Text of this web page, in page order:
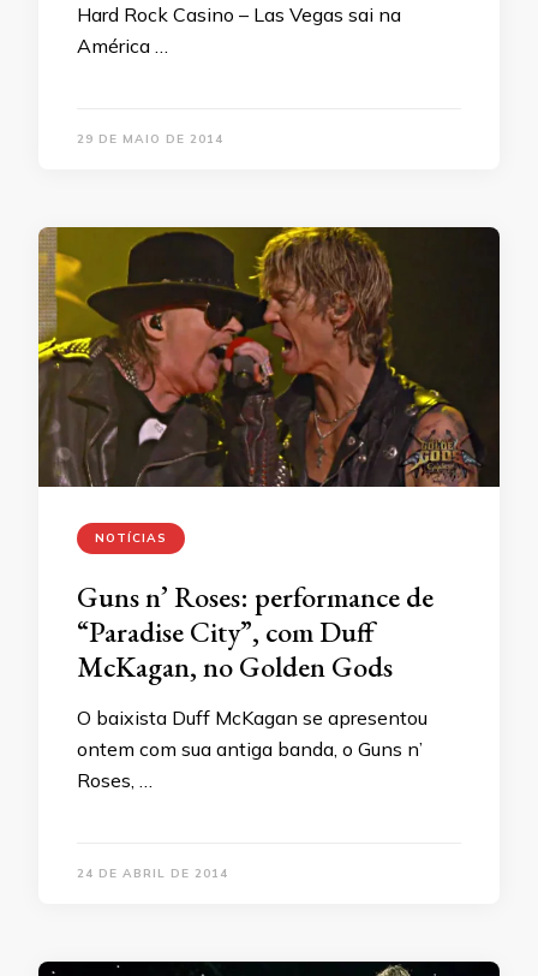
Hard Rock Casino – Las Vegas sai na
América …
29 DE MAIO DE 2014
NOTÍCIAS
Guns n’ Roses: performance de
“Paradise City”, com Duff
McKagan, no Golden Gods
O baixista Duff McKagan se apresentou
ontem com sua antiga banda, o Guns n’
Roses, …
24 DE ABRIL DE 2014